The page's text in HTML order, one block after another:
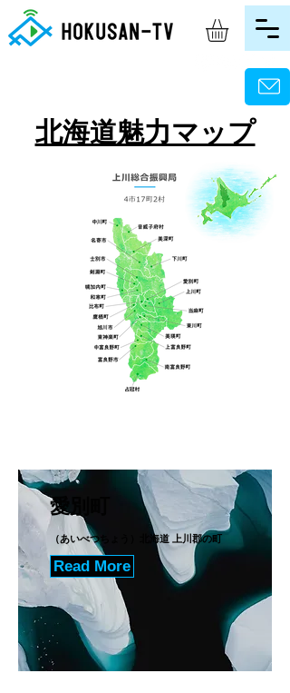
北海道魅力マップ
愛別町
（あいべつちょう）北海道 上川郡の町
Read More